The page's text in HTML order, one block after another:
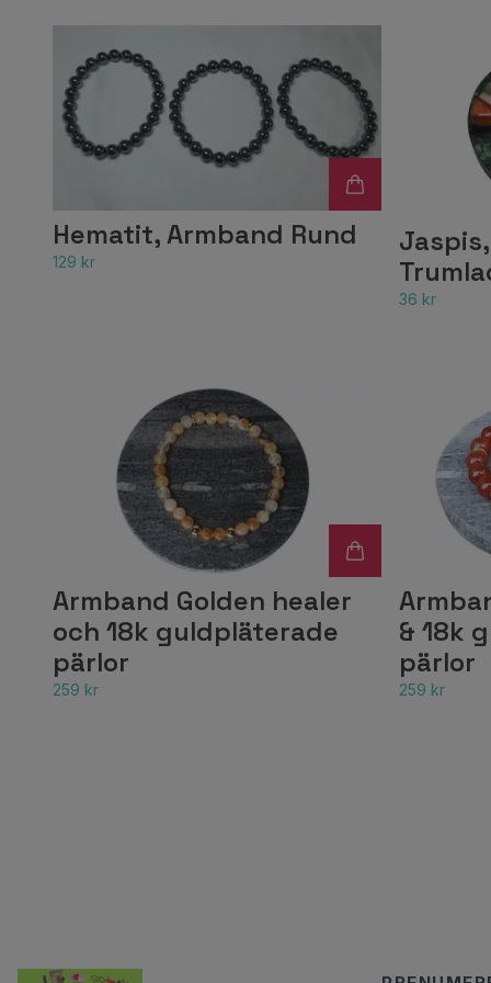
Hematit, Armband Rund
129 kr
36 kr
Armband Golden healer
och 18k guldpläterade
pärlor
259 kr
& 18k
pärlor
259 kr